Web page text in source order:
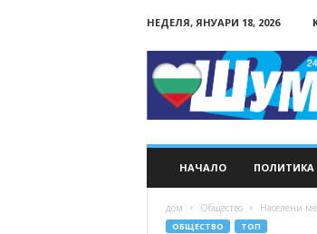
НЕДЕЛЯ, ЯНУАРИ 18, 2026
НАЧАЛО ПОЛИТИКА
дом Общество Населени
ОБЩЕСТВО ТОП